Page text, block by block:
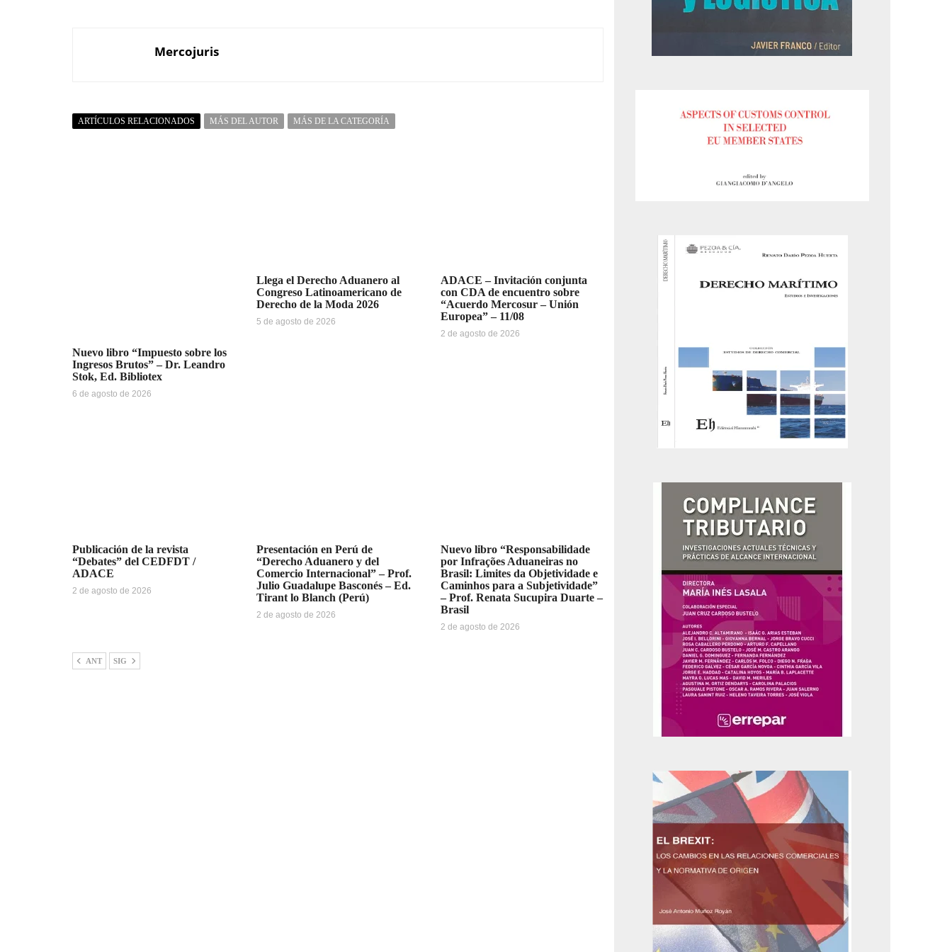
Mercojuris
ARTÍCULOS RELACIONADOS MÁS DEL AUTOR MÁS DE LA CATEGORÍA
Nuevo libro “Impuesto sobre los
Ingresos Brutos” – Dr. Leandro
Stok, Ed. Bibliotex
6 de agosto de 2026
Llega el Derecho Aduanero al
Congreso Latinoamericano de
Derecho de la Moda 2026
5 de agosto de 2026
ADACE – Invitación conjunta
con CDA de encuentro sobre
“Acuerdo Mercosur – Unión
Europea” – 11/08
2 de agosto de 2026
Publicación de la revista
“Debates” del CEDFDT /
ADACE
2 de agosto de 2026
Presentación en Perú de
“Derecho Aduanero y del
Comercio Internacional” – Prof.
Julio Guadalupe Basconés – Ed.
Tirant lo Blanch (Perú)
2 de agosto de 2026
Nuevo libro “Responsabilidade
por Infrações Aduaneiras no
Brasil: Limites da Objetividade e
Caminhos para a Subjetividade”
– Prof. Renata Sucupira Duarte –
Brasil
2 de agosto de 2026
ANT SIG